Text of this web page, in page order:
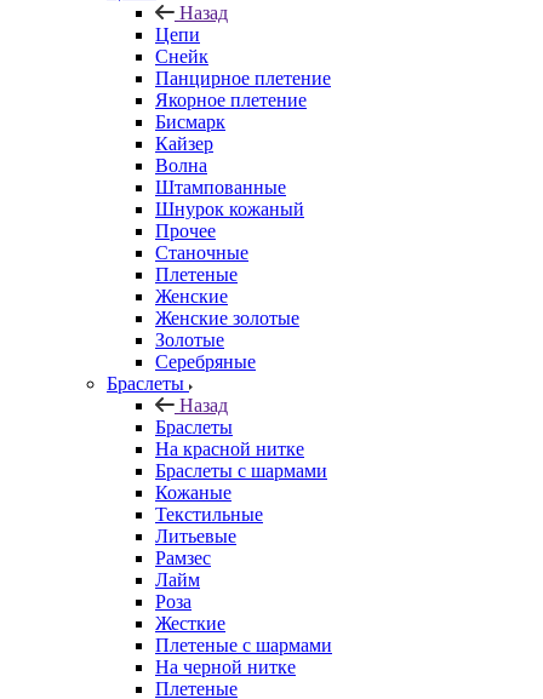
Назад
Цепи
Снейк
Панцирное плетение
Якорное плетение
Бисмарк
Кайзер
Волна
Штампованные
Шнурок кожаный
Прочее
Станочные
Плетеные
Женские
Женские золотые
Золотые
Серебряные
Браслеты
Назад
Браслеты
На красной нитке
Браслеты с шармами
Кожаные
Текстильные
Литьевые
Рамзес
Лайм
Роза
Жесткие
Плетеные с шармами
На черной нитке
Плетеные